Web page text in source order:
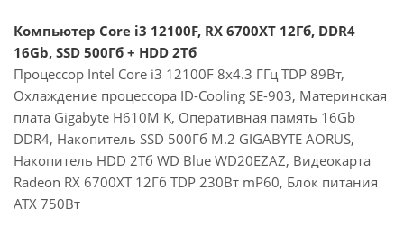
Компьютер Core i3 12100F, RX 6700XT 12Гб, DDR4
16Gb, SSD 500Гб + HDD 2Тб
Процессор Intel Core i3 12100F 8x4.3 ГГц TDP 89Вт,
Охлаждение процессора ID-Cooling SE-903, Материнская
плата Gigabyte H610M K, Оперативная память 16Gb
DDR4, Накопитель SSD 500Гб M.2 GIGABYTE AORUS,
Накопитель HDD 2Тб WD Blue WD20EZAZ, Видеокарта
Radeon RX 6700XT 12Гб TDP 230Вт mP60, Блок питания
ATX 750Вт